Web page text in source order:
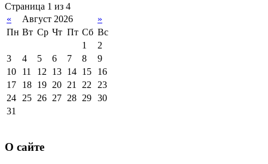
Страница 1 из 4
«
Август 2026
»
Пн Вт Ср Чт Пт Сб Вс
1
2
3
4 5 6 7 8
9
10
11 12 13 14 15
16
17
18 19 20 21 22
23
24
25 26 27 28 29 30
31
О сайте